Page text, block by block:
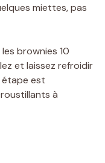
miettes, pas
brownies 10
et laissez refroidir
étape est
à